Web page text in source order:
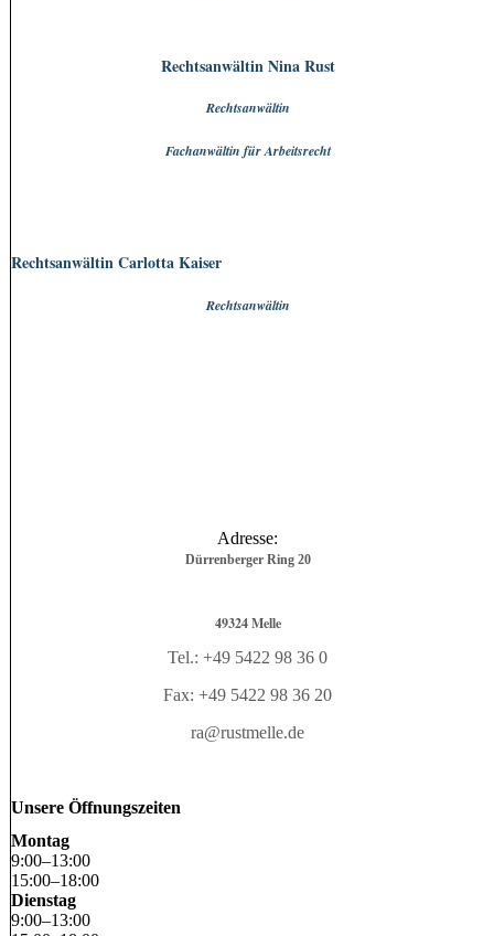
Rechtsanwältin Nina Rust
Rechtsanwältin
Fachanwältin für Arbeitsrecht
Rechtsanwältin Carlotta Kaiser
Rechtsanwältin
Adresse:
Dürrenberger Ring 20
49324 Melle
Tel.: +49 5422 98 36 0
Fax: +49 5422 98 36 20
ra@rustmelle.de
Unsere Öffnungszeiten
Montag
9:00–13:00
15:00–18:00
Dienstag
9:00–13:00